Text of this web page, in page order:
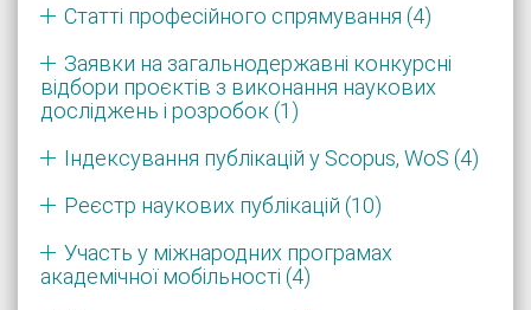
Статті професійного спрямування (4)
Заявки на загальнодержавні конкурсні
відбори проєктів з виконання наукових
досліджень і розробок (1)
Індексування публікацій у Scopus, WoS (4)
Реєстр наукових публікацій (10)
Участь у міжнародних програмах
академічної мобільності (4)